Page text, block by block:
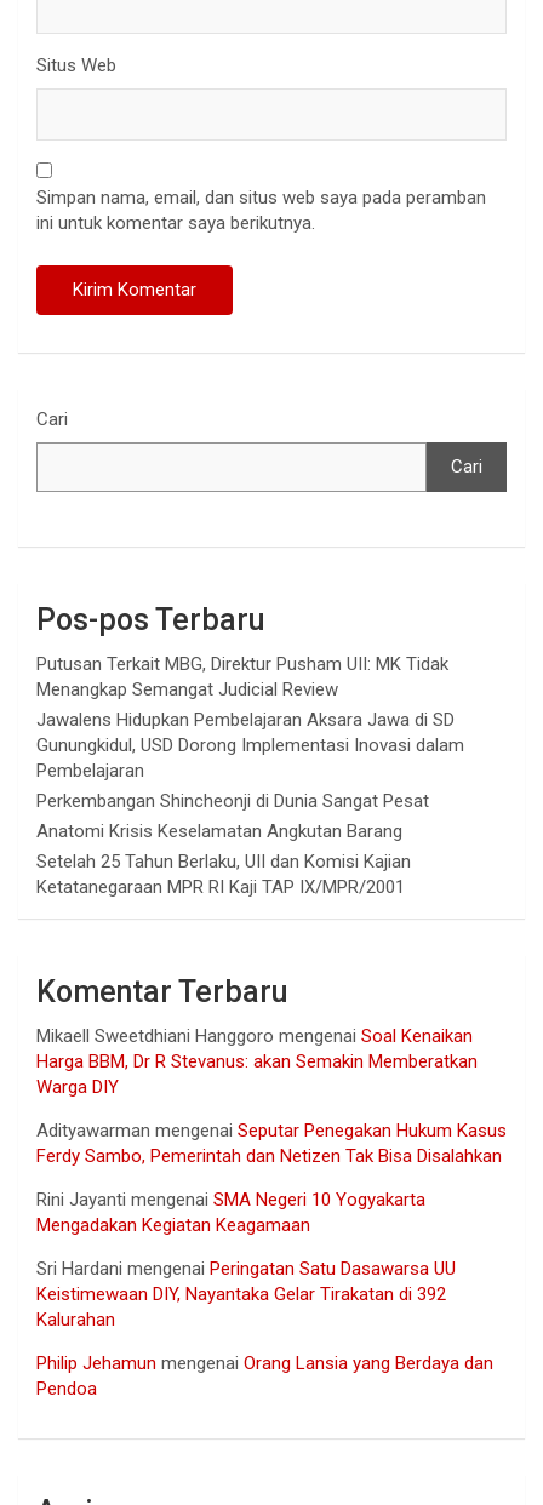
Situs Web
Simpan nama, email, dan situs web saya pada peramban
ini untuk komentar saya berikutnya.
Cari
Cari
Pos-pos Terbaru
Putusan Terkait MBG, Direktur Pusham UII: MK Tidak
Menangkap Semangat Judicial Review
Jawalens Hidupkan Pembelajaran Aksara Jawa di SD
Gunungkidul, USD Dorong Implementasi Inovasi dalam
Pembelajaran
Perkembangan Shincheonji di Dunia Sangat Pesat
Anatomi Krisis Keselamatan Angkutan Barang
Setelah 25 Tahun Berlaku, UII dan Komisi Kajian
Ketatanegaraan MPR RI Kaji TAP IX/MPR/2001
Komentar Terbaru
Mikaell Sweetdhiani Hanggoro mengenai Soal Kenaikan
Harga BBM, Dr R Stevanus: akan Semakin Memberatkan
Warga DIY
Adityawarman mengenai Seputar Penegakan Hukum Kasus
Ferdy Sambo, Pemerintah dan Netizen Tak Bisa Disalahkan
Rini Jayanti mengenai SMA Negeri 10 Yogyakarta
Mengadakan Kegiatan Keagamaan
Sri Hardani mengenai Peringatan Satu Dasawarsa UU
Keistimewaan DIY, Nayantaka Gelar Tirakatan di 392
Kalurahan
Philip Jehamun mengenai Orang Lansia yang Berdaya dan
Pendoa